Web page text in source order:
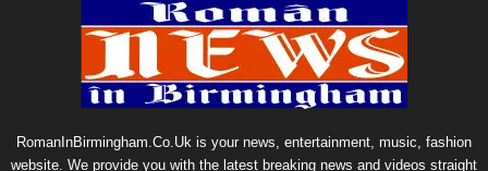
RomanInBirmingham.Co.Uk is your news, entertainment, music, fashion
website. We provide you with the latest breaking news and videos straight